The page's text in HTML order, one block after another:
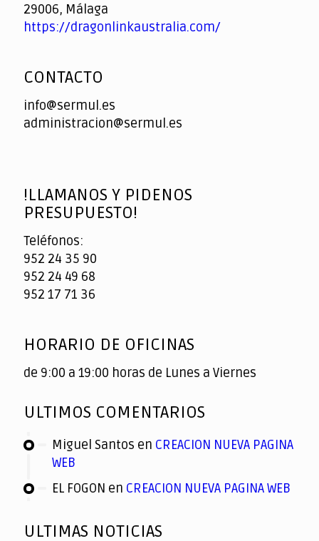
29006, Málaga
https://dragonlinkaustralia.com/
CONTACTO
info@sermul.es
administracion@sermul.es
!LLAMANOS Y PIDENOS
PRESUPUESTO!
Teléfonos:
952 24 35 90
952 24 49 68
952 17 71 36
HORARIO DE OFICINAS
de 9:00 a 19:00 horas de Lunes a Viernes
ULTIMOS COMENTARIOS
Miguel Santos en CREACION NUEVA PAGINA
WEB
EL FOGON en CREACION NUEVA PAGINA WEB
ULTIMAS NOTICIAS